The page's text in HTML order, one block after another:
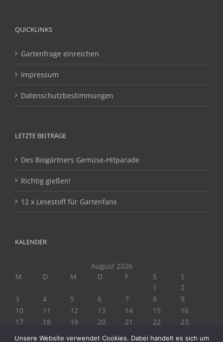
QUICKLINKS
Gartenfrage einreichen
Impressum
Datenschutzbestimmungen
LETZTE BEITRÄGE
Des Biogärtners Gemüse-Hitparade
Richtig gießen!
12 x Lesestoff für Gartenfans
KALENDER
August 2026
M
D M D F S
S
1
2
3
4 5 6 7 8
9
10
11 12 13 14 15
16
17
18 19 20 21 22
23
Unsere Website verwendet Cookies. Dabei handelt es sich um